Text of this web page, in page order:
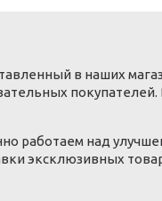
в наших
покупателей.
работаем над
эксклюзивных